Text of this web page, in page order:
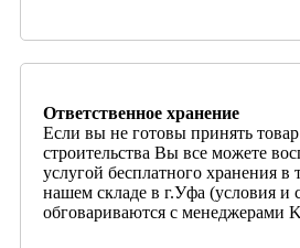
Ответственное хранение
Если вы не готовы принять
строительства Вы все можете
услугой бесплатного хранения в
нашем складе в г.Уфа (условия и
обговариваются с менеджерами